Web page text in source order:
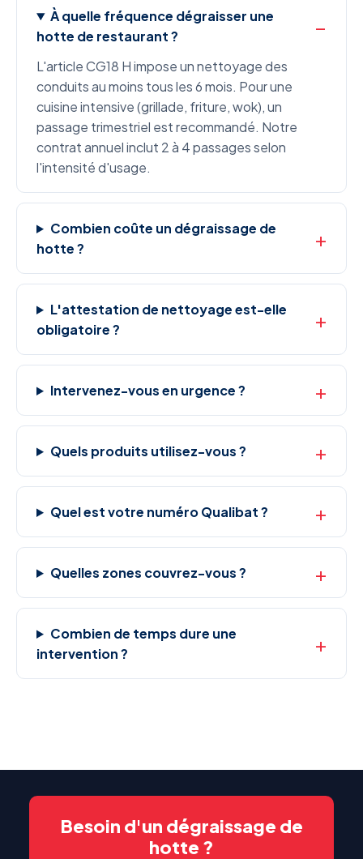
À quelle fréquence dégraisser une
hotte de restaurant ?
L'article CG18 H impose un nettoyage des
conduits au moins tous les 6 mois. Pour une
cuisine intensive (grillade, friture, wok), un
passage trimestriel est recommandé. Notre
contrat annuel inclut 2 à 4 passages selon
l'intensité d'usage.
Combien coûte un dégraissage de
hotte ?
L'attestation de nettoyage est-elle
obligatoire ?
Intervenez-vous en urgence ?
Quels produits utilisez-vous ?
Quel est votre numéro Qualibat ?
Quelles zones couvrez-vous ?
Combien de temps dure une
intervention ?
Besoin d'un dégraissage de
hotte ?